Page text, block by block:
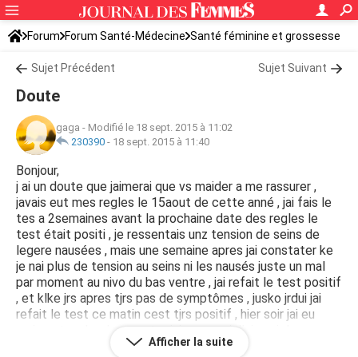
Forum Forum Santé-Médecine Santé féminine et grossesse
Sujet Précédent Sujet Suivant
Doute
gaga - Modifié le 18 sept. 2015 à 11:02
230390 - 18 sept. 2015 à 11:40
Bonjour,
j ai un doute que jaimerai que vs maider a me rassurer ,
javais eut mes regles le 15aout de cette anné , jai fais le
tes a 2semaines avant la prochaine date des regles le
test était positi , je ressentais unz tension de seins de
legere nausées , mais une semaine apres jai constater ke
je nai plus de tension au seins ni les nausés juste un mal
par moment au nivo du bas ventre , jai refait le test positif
, et klke jrs apres tjrs pas de symptômes , jusko jrdui jai
refait le test ce matin cest tjrs positif , hier soir jai eu
vraiment mal au bas ventre jai cru que jallai avoir les
menstrus mais rien , je voulais savoir si cest le foetus qui
Afficher la suite